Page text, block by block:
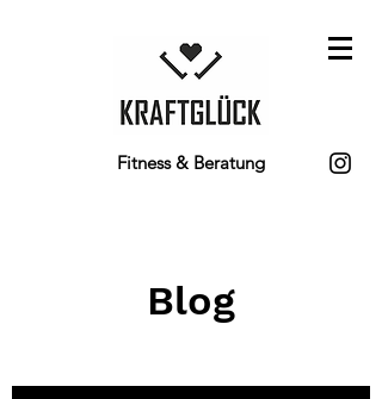
Fitness & Beratung
Blog